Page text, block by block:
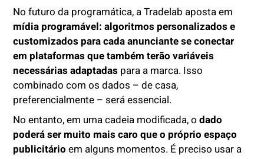
No futuro da programática, a Tradelab aposta em
mídia programável: algoritmos personalizados e
customizados para cada anunciante se conectar
em plataformas que também terão variáveis
necessárias adaptadas para a marca. Isso
combinado com os dados – de casa,
preferencialmente – será essencial.
No entanto, em uma cadeia modificada, o dado
poderá ser muito mais caro que o próprio espaço
publicitário em alguns momentos. É preciso usar a